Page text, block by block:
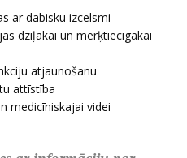
ar dabisku izcelsmi
dziļākai un mērķtiecīgākai
atjaunošanu
attīstība
medicīniskajai videi